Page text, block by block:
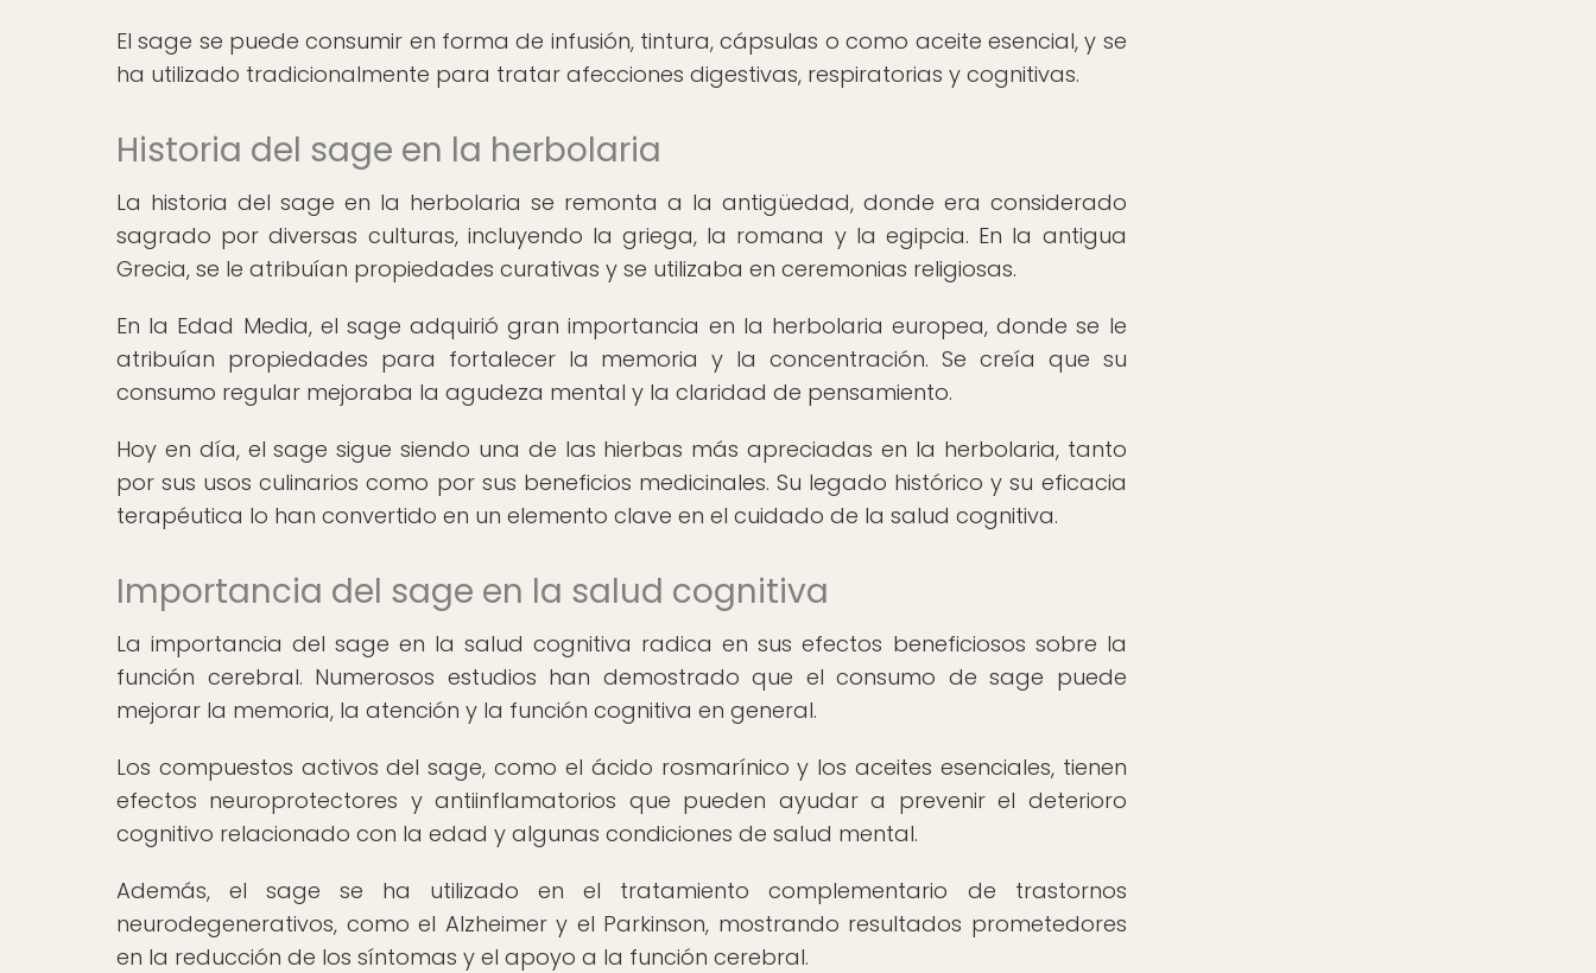
El sage se puede consumir en forma de infusión, tintura, cápsulas o como aceite esencial, y se
ha utilizado tradicionalmente para tratar afecciones digestivas, respiratorias y cognitivas.
Historia del sage en la herbolaria
La historia del sage en la herbolaria se remonta a la antigüedad, donde era considerado
sagrado por diversas culturas, incluyendo la griega, la romana y la egipcia. En la antigua
Grecia, se le atribuían propiedades curativas y se utilizaba en ceremonias religiosas.
En la Edad Media, el sage adquirió gran importancia en la herbolaria europea, donde se le
atribuían propiedades para fortalecer la memoria y la concentración. Se creía que su
consumo regular mejoraba la agudeza mental y la claridad de pensamiento.
Hoy en día, el sage sigue siendo una de las hierbas más apreciadas en la herbolaria, tanto
por sus usos culinarios como por sus beneficios medicinales. Su legado histórico y su eficacia
terapéutica lo han convertido en un elemento clave en el cuidado de la salud cognitiva.
Importancia del sage en la salud cognitiva
La importancia del sage en la salud cognitiva radica en sus efectos beneficiosos sobre la
función cerebral. Numerosos estudios han demostrado que el consumo de sage puede
mejorar la memoria, la atención y la función cognitiva en general.
Los compuestos activos del sage, como el ácido rosmarínico y los aceites esenciales, tienen
efectos neuroprotectores y antiinflamatorios que pueden ayudar a prevenir el deterioro
cognitivo relacionado con la edad y algunas condiciones de salud mental.
Además, el sage se ha utilizado en el tratamiento complementario de trastornos
neurodegenerativos, como el Alzheimer y el Parkinson, mostrando resultados prometedores
en la reducción de los síntomas y el apoyo a la función cerebral.